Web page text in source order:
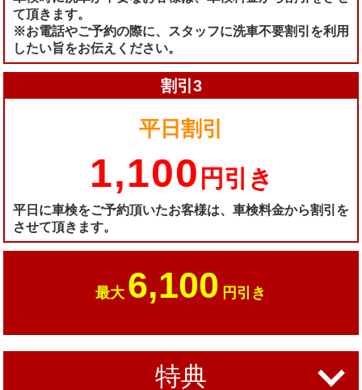
て頂きます。
※お電話やご予約の際に、スタッフに洗車不要割引を利用
したい旨をお伝えください。
割引3
平日割引
1,100 円引き
平日に車検をご予約頂いたお客様は、車検料金から割引を
させて頂きます。
最大 6,100 円引き
特典